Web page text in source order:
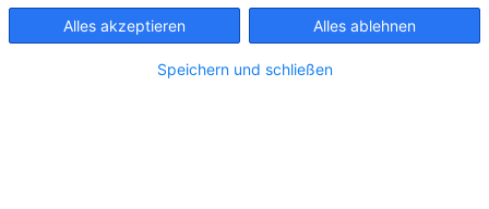
Alles akzeptieren Alles ablehnen
Speichern und schließen